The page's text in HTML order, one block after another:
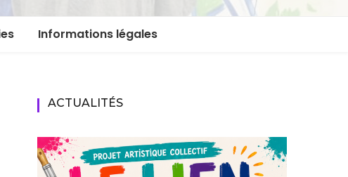
Informations légales
ACTUALITÉS